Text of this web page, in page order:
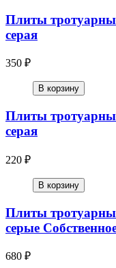
Плиты
серая
350 ₽
В корзину
Плиты
серая
220 ₽
В корзину
Плиты
серые
680 ₽